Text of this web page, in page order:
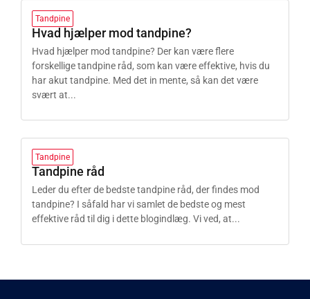
Tandpine
Hvad hjælper mod tandpine?
Hvad hjælper mod tandpine? Der kan være flere
forskellige tandpine råd, som kan være effektive, hvis du
har akut tandpine. Med det in mente, så kan det være
svært at...
Tandpine
Tandpine råd
Leder du efter de bedste tandpine råd, der findes mod
tandpine? I såfald har vi samlet de bedste og mest
effektive råd til dig i dette blogindlæg. Vi ved, at...